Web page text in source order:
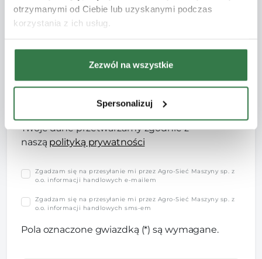
otrzymanymi od Ciebie lub uzyskanymi podczas
korzystania z ich usług.
Zezwól na wszystkie
Spersonalizuj
Kod pocztowy/Powiat
Twoje dane przetwarzamy zgodnie z
naszą polityką prywatności
Zgadzam się na przesyłanie mi przez Agro-Sieć Maszyny sp. z
o.o. informacji handlowych e-mailem
Zgadzam się na przesyłanie mi przez Agro-Sieć Maszyny sp. z
o.o. informacji handlowych sms-em
Pola oznaczone gwiazdką (*) są wymagane.